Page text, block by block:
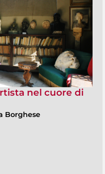
nel cuore di
Borghese